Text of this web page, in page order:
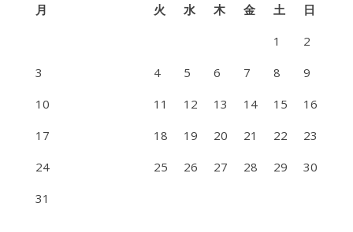
月
火 水 木 金 土
日
1
2
3
4 5 6 7 8
9
10
11 12 13 14 15
16
17
18 19 20 21 22
23
24
25 26 27 28 29
30
31